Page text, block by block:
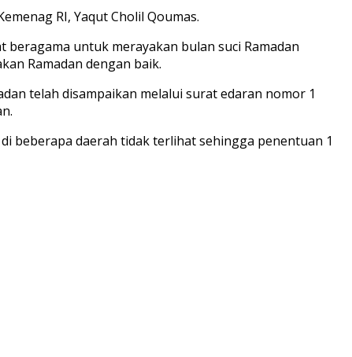
RI, Yaqut Cholil Qoumas.
beragama untuk merayakan bulan suci Ramadan
Ramadan dengan baik.
telah disampaikan melalui surat edaran nomor 1
beberapa daerah tidak terlihat sehingga penentuan 1